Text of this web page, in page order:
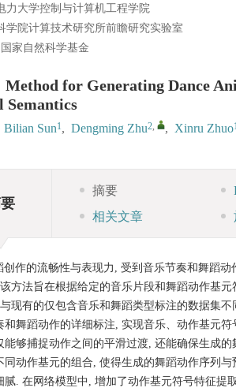
力大学控制与计算机工程学院
学院计算技术研究所前瞻研究实验室
国家自然科学基金
for Generating Dance
Semantics
Bilian Sun1, Dengming Zhu2, , Xinru Zhuo
摘要
相关文章
创作的流畅性与表现力, 受到音乐节奏和舞蹈
方法旨在根据给定的音乐片段和舞蹈动作基
现有的仅包含音乐和舞蹈类型标注的数据集
和舞蹈动作的详细标注, 实现音乐、动作基元
能够捕捉动作之间的平滑过渡, 还能确保生成
同动作基元的组合, 使得生成的舞蹈动作序列
腻. 在网络模型中, 增加了动作基元符号特征